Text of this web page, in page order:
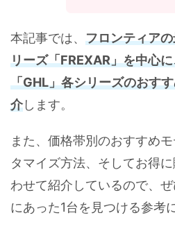
本記事では、 フロンティア
リーズ「FREXAR」を中心
「GHL」各シリーズのおす
介します。
また、価格帯別のおすすめ
タマイズ方法、そしてお得
わせて紹介しているので、
にあった1台を見つける参考